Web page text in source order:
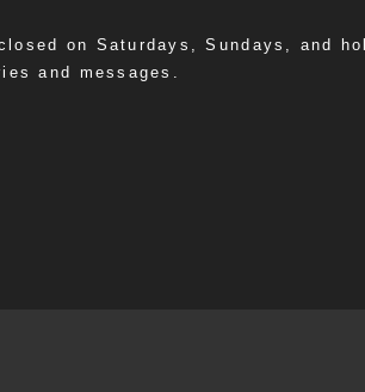
on Saturdays, Sundays, and
and messages.